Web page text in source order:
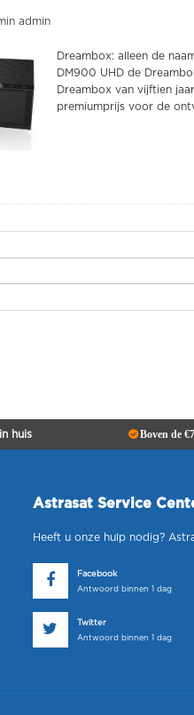
admin
Dreambox: alleen de
DM900 UHD de
Dreambox van vijftien
premiumprijs voor de
huis Boven de
Astrasat Service
Heeft u onze hulp nodig?
Facebook
Antwoord binnen 1 dag
Twitter
Antwoord binnen 1 dag